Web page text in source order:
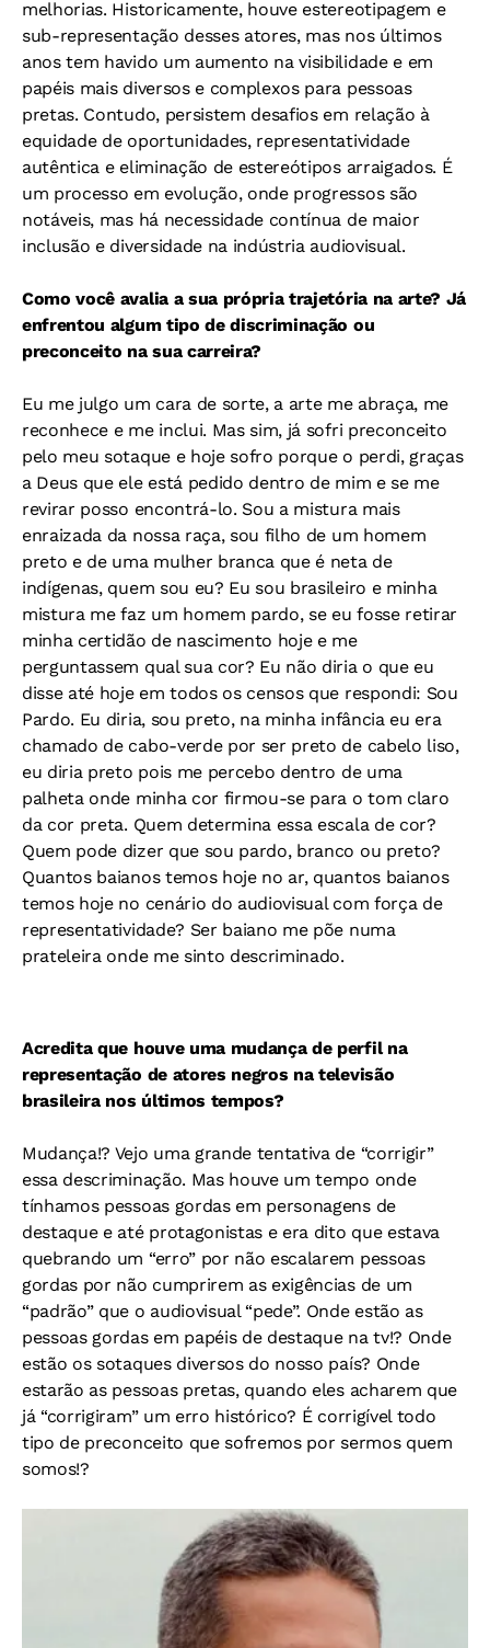
melhorias. Historicamente, houve estereotipagem e
sub-representação desses atores, mas nos últimos
anos tem havido um aumento na visibilidade e em
papéis mais diversos e complexos para pessoas
pretas. Contudo, persistem desafios em relação à
equidade de oportunidades, representatividade
autêntica e eliminação de estereótipos arraigados. É
um processo em evolução, onde progressos são
notáveis, mas há necessidade contínua de maior
inclusão e diversidade na indústria audiovisual.
Como você avalia a sua própria trajetória na arte? Já
enfrentou algum tipo de discriminação ou
preconceito na sua carreira?
Eu me julgo um cara de sorte, a arte me abraça, me
reconhece e me inclui. Mas sim, já sofri preconceito
pelo meu sotaque e hoje sofro porque o perdi, graças
a Deus que ele está pedido dentro de mim e se me
revirar posso encontrá-lo. Sou a mistura mais
enraizada da nossa raça, sou filho de um homem
preto e de uma mulher branca que é neta de
indígenas, quem sou eu? Eu sou brasileiro e minha
mistura me faz um homem pardo, se eu fosse retirar
minha certidão de nascimento hoje e me
perguntassem qual sua cor? Eu não diria o que eu
disse até hoje em todos os censos que respondi: Sou
Pardo. Eu diria, sou preto, na minha infância eu era
chamado de cabo-verde por ser preto de cabelo liso,
eu diria preto pois me percebo dentro de uma
palheta onde minha cor firmou-se para o tom claro
da cor preta. Quem determina essa escala de cor?
Quem pode dizer que sou pardo, branco ou preto?
Quantos baianos temos hoje no ar, quantos baianos
temos hoje no cenário do audiovisual com força de
representatividade? Ser baiano me põe numa
prateleira onde me sinto descriminado.
Acredita que houve uma mudança de perfil na
representação de atores negros na televisão
brasileira nos últimos tempos?
Mudança!? Vejo uma grande tentativa de “corrigir”
essa descriminação. Mas houve um tempo onde
tínhamos pessoas gordas em personagens de
destaque e até protagonistas e era dito que estava
quebrando um “erro” por não escalarem pessoas
gordas por não cumprirem as exigências de um
“padrão” que o audiovisual “pede”. Onde estão as
pessoas gordas em papéis de destaque na tv!? Onde
estão os sotaques diversos do nosso país? Onde
estarão as pessoas pretas, quando eles acharem que
já “corrigiram” um erro histórico? É corrigível todo
tipo de preconceito que sofremos por sermos quem
somos!?